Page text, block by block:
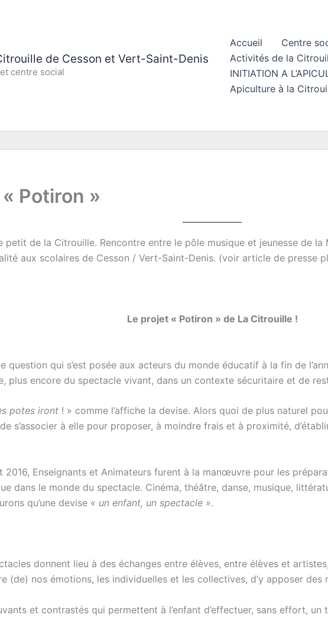
de Cesson et Vert-Saint-Denis
centre social
Accueil Centre
Activités de la
INITIATION A
Apiculture à la
Potiron »
de la Citrouille. Rencontre entre le pôle musique et jeunesse de
aux scolaires de Cesson / Vert-Saint-Denis. (voir article de presse
Le projet « Potiron » de La Citrouille !
question qui s’est posée aux acteurs du monde éducatif à la fin de
plus encore du spectacle vivant, dans un contexte sécuritaire et de
potes iront ! » comme l’affiche la devise. Alors quoi de plus naturel
s’associer à elle pour proposer, à moindre frais et à proximité,
2016, Enseignants et Animateurs furent à la manœuvre pour les
dans le monde du spectacle. Cinéma, théâtre, danse, musique,
qu’une devise « un enfant, un spectacle ».
donnent lieu à des échanges entre élèves, entre élèves et
(de) nos émotions, les individuelles et les collectives, d’y apposer
et contrastés qui permettent à l’enfant d’effectuer, sans effort,